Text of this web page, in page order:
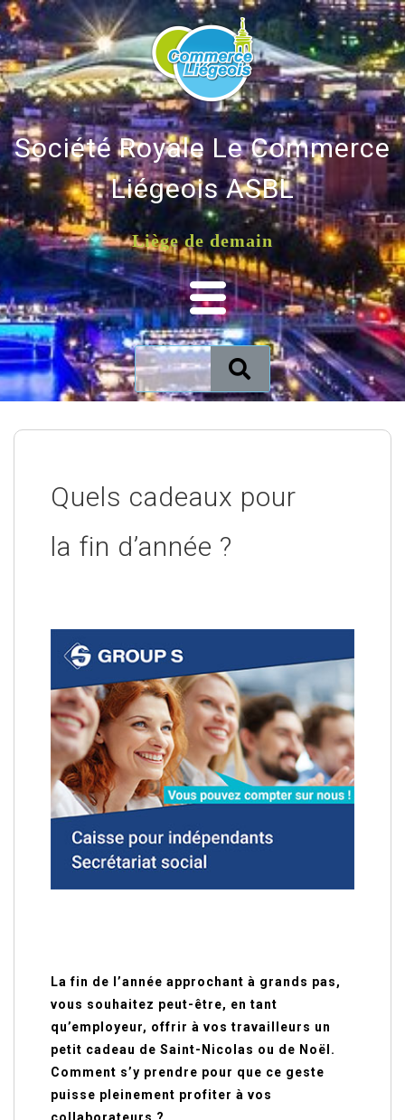
Société Royale Le Commerce
Liégeois ASBL
Liège de demain
Quels cadeaux pour
la fin d’année ?
La fin de l’année approchant à grands pas,
vous souhaitez peut-être, en tant
qu’employeur, offrir à vos travailleurs un
petit cadeau de Saint-Nicolas ou de Noël.
Comment s’y prendre pour que ce geste
puisse pleinement profiter à vos